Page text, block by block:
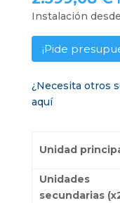
Instalación
¡Pide
¿Necesita otros
aquí
Unidad
Unidades
secundarias